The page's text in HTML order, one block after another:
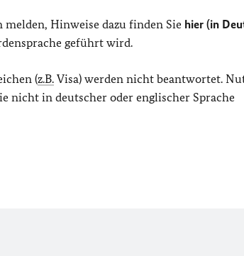
melden, Hinweise dazu finden Sie hier (in
geführt wird.
(z.B. Visa) werden nicht beantwortet.
nicht in deutscher oder englischer Sprache